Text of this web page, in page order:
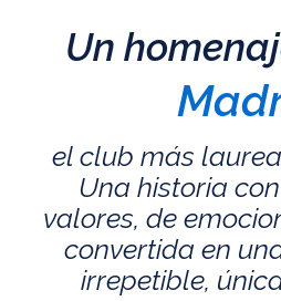
Un
el club más
Una historia
valores, de
convertida en
irrepetible,